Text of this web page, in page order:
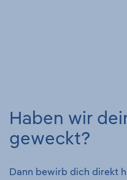
Haben wir
geweckt?
Dann bewirb dich direkt